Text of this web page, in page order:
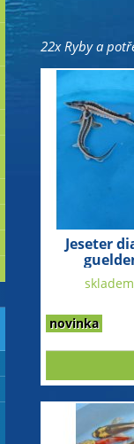
22x Ryby a
Jeseter
novinka